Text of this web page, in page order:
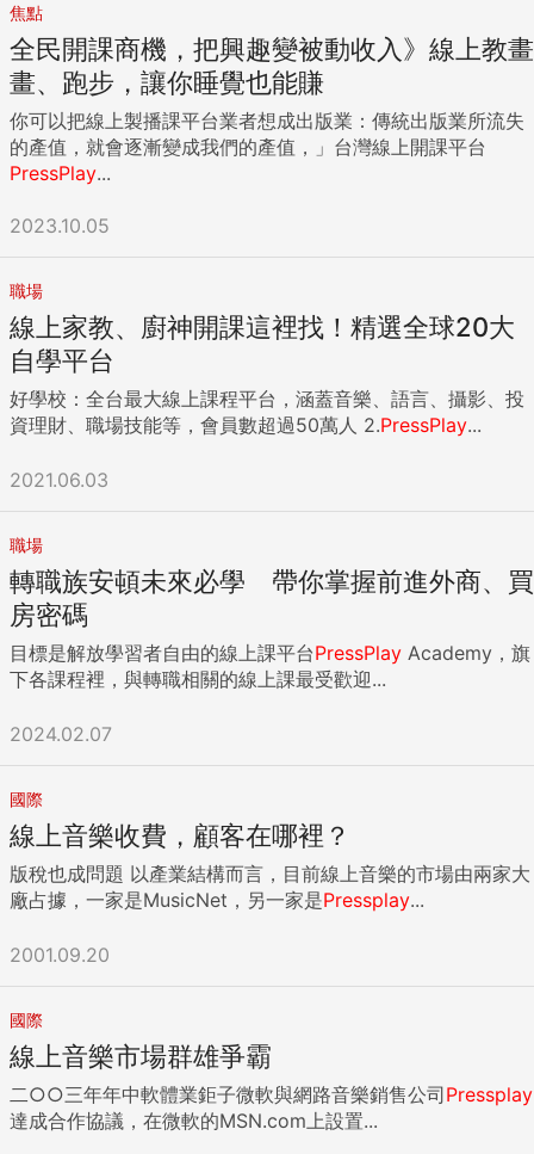
焦點
全民開課商機，把興趣變被動收入》線上教畫
畫、跑步，讓你睡覺也能賺
你可以把線上製播課平台業者想成出版業：傳統出版業所流失
的產值，就會逐漸變成我們的產值，」台灣線上開課平台
PressPlay...
2023.10.05
職場
線上家教、廚神開課這裡找！精選全球20大
自學平台
好學校：全台最大線上課程平台，涵蓋音樂、語言、攝影、投
資理財、職場技能等，會員數超過50萬人 2.PressPlay...
2021.06.03
職場
轉職族安頓未來必學 帶你掌握前進外商、買
房密碼
目標是解放學習者自由的線上課平台PressPlay Academy，旗
下各課程裡，與轉職相關的線上課最受歡迎...
2024.02.07
國際
線上音樂收費，顧客在哪裡？
版稅也成問題 以產業結構而言，目前線上音樂的市場由兩家大
廠占據，一家是MusicNet，另一家是Pressplay...
2001.09.20
國際
線上音樂市場群雄爭霸
二○○三年年中軟體業鉅子微軟與網路音樂銷售公司Pressplay
達成合作協議，在微軟的MSN.com上設置...